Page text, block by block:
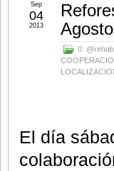
0.
Sep
04
2013
El día